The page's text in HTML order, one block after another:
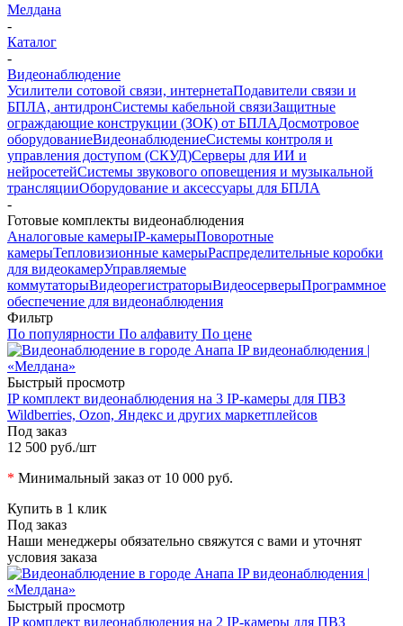
Мелдана
-
Каталог
-
Видеонаблюдение
Усилители сотовой связи, интернетаПодавители связи и
БПЛА, антидронСистемы кабельной связиЗащитные
ограждающие конструкции (ЗОК) от БПЛАДосмотровое
оборудованиеВидеонаблюдениеСистемы контроля и
управления доступом (СКУД)Серверы для ИИ и
нейросетейСистемы звукового оповещения и музыкальной
трансляцииОборудование и аксессуары для БПЛА
-
Готовые комплекты видеонаблюдения
Аналоговые камерыIP-камерыПоворотные
камерыТепловизионные камерыРаспределительные коробки
для видеокамерУправляемые
коммутаторыВидеорегистраторыВидеосерверыПрограммное
обеспечение для видеонаблюдения
Фильтр
По популярности По алфавиту По цене
Быстрый просмотр
IP комплект видеонаблюдения на 3 IP-камеры для ПВЗ
Wildberries, Ozon, Яндекс и других маркетплейсов
Под заказ
12 500 руб./шт
* Минимальный заказ от 10 000 руб.
Купить в 1 клик
Под заказ
Наши менеджеры обязательно свяжутся с вами и уточнят
условия заказа
Быстрый просмотр
IP комплект видеонаблюдения на 2 IP-камеры для ПВЗ